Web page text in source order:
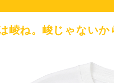
崚ね。峻じゃないか